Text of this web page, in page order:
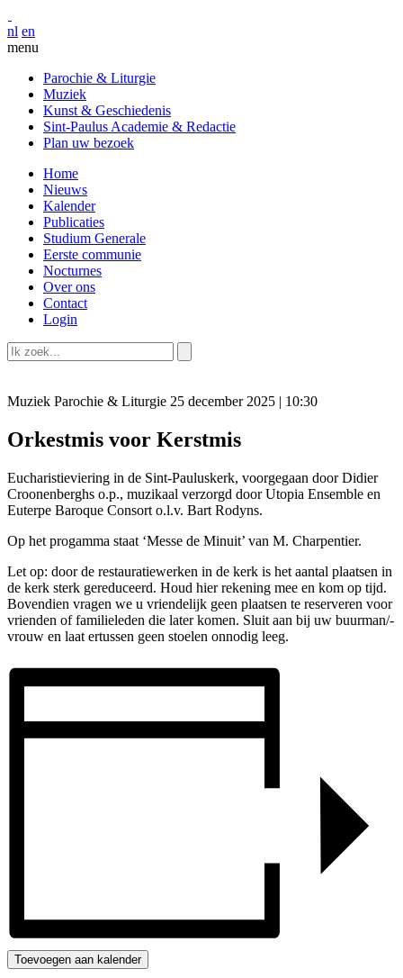
nl en
menu
Parochie & Liturgie
Muziek
Kunst & Geschiedenis
Sint-Paulus Academie & Redactie
Plan uw bezoek
Home
Nieuws
Kalender
Publicaties
Studium Generale
Eerste communie
Nocturnes
Over ons
Contact
Login
Muziek Parochie & Liturgie 25 december 2025 | 10:30
Orkestmis voor Kerstmis
Eucharistieviering in de Sint-Pauluskerk, voorgegaan door Didier
Croonenberghs o.p., muzikaal verzorgd door Utopia Ensemble en
Euterpe Baroque Consort o.l.v. Bart Rodyns.
Op het progamma staat ‘Messe de Minuit’ van M. Charpentier.
Let op: door de restauratiewerken in de kerk is het aantal plaatsen in
de kerk sterk gereduceerd. Houd hier rekening mee en kom op tijd.
Bovendien vragen we u vriendelijk geen plaatsen te reserveren voor
vrienden of familieleden die later komen. Sluit aan bij uw buurman/-
vrouw en laat ertussen geen stoelen onnodig leeg.
Toevoegen aan kalender